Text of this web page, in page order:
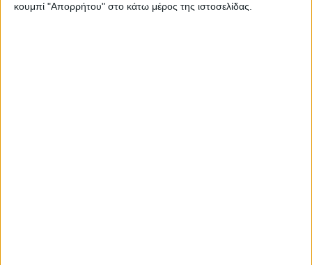
κουμπί "Απορρήτου" στο κάτω μέρος της ιστοσελίδας.